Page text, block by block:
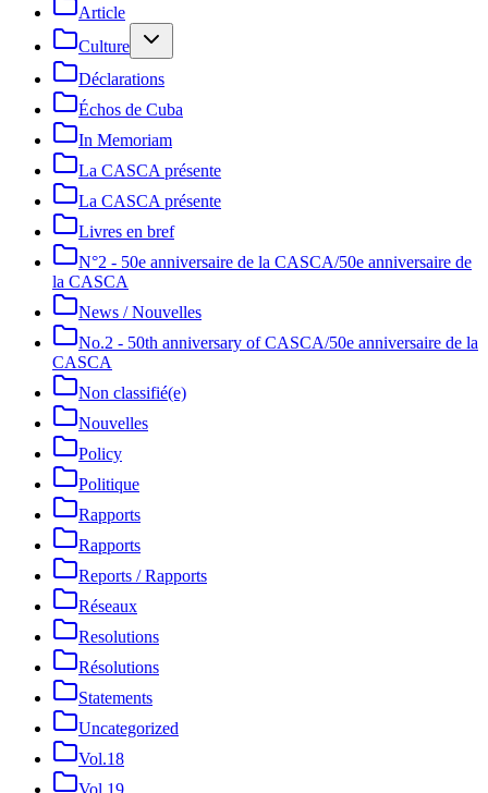
Article
Culture
Déclarations
Échos de Cuba
In Memoriam
La CASCA présente
La CASCA présente
Livres en bref
N°2 - 50e anniversaire de la CASCA/50e anniversaire de
la CASCA
News / Nouvelles
No.2 - 50th anniversary of CASCA/50e anniversaire de la
CASCA
Non classifié(e)
Nouvelles
Policy
Politique
Rapports
Rapports
Reports / Rapports
Réseaux
Resolutions
Résolutions
Statements
Uncategorized
Vol.18
Vol.19